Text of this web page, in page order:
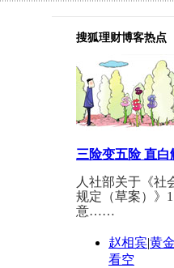
搜狐理财博客热点
三险变五险 直
人社部关于《社
规定（草案）》
意……
赵相宾|黄
看空